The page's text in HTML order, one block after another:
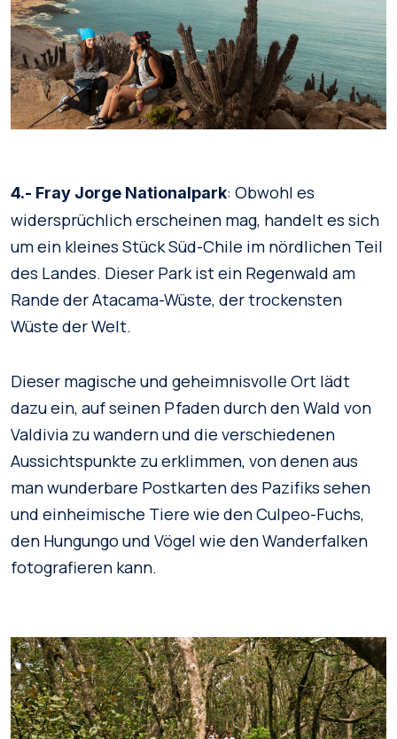
4.- Fray Jorge Nationalpark: Obwohl es
widersprüchlich erscheinen mag, handelt es sich
um ein kleines Stück Süd-Chile im nördlichen Teil
des Landes. Dieser Park ist ein Regenwald am
Rande der Atacama-Wüste, der trockensten
Wüste der Welt.
Dieser magische und geheimnisvolle Ort lädt
dazu ein, auf seinen Pfaden durch den Wald von
Valdivia zu wandern und die verschiedenen
Aussichtspunkte zu erklimmen, von denen aus
man wunderbare Postkarten des Pazifiks sehen
und einheimische Tiere wie den Culpeo-Fuchs,
den Hungungo und Vögel wie den Wanderfalken
fotografieren kann.